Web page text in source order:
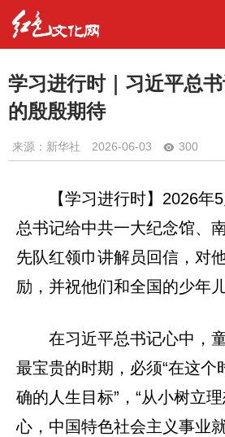
学习进行时｜习近平总
的殷殷期待
来源：新华社 2026-06-03 300
【学习进行时】2026年
总书记给中共一大纪念馆、
先队红领巾讲解员回信，对
励，并祝他们和全国的少年
在习近平总书记心中，
最宝贵的时期，必须“在这个
确的人生目标”，“从小树立
心，中国特色社会主义事业